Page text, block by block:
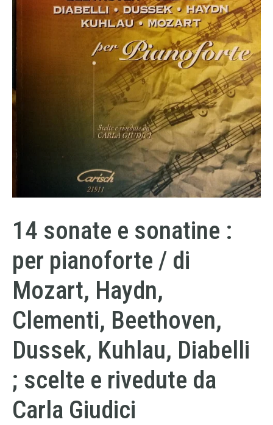
14 sonate e sonatine :
per pianoforte / di
Mozart, Haydn,
Clementi, Beethoven,
Dussek, Kuhlau, Diabelli
; scelte e rivedute da
Carla Giudici